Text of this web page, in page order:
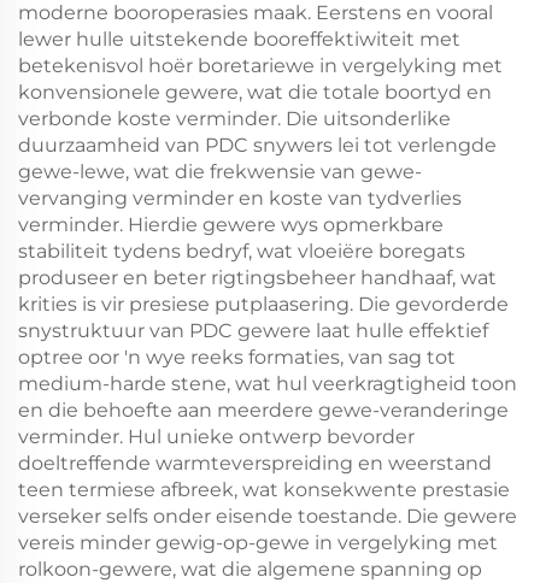
moderne booroperasies maak. Eerstens en vooral
lewer hulle uitstekende booreffektiwiteit met
betekenisvol hoër boretariewe in vergelyking met
konvensionele gewere, wat die totale boortyd en
verbonde koste verminder. Die uitsonderlike
duurzaamheid van PDC snywers lei tot verlengde
gewe-lewe, wat die frekwensie van gewe-
vervanging verminder en koste van tydverlies
verminder. Hierdie gewere wys opmerkbare
stabiliteit tydens bedryf, wat vloeiëre boregats
produseer en beter rigtingsbeheer handhaaf, wat
krities is vir presiese putplaasering. Die gevorderde
snystruktuur van PDC gewere laat hulle effektief
optree oor 'n wye reeks formaties, van sag tot
medium-harde stene, wat hul veerkragtigheid toon
en die behoefte aan meerdere gewe-veranderinge
verminder. Hul unieke ontwerp bevorder
doeltreffende warmteverspreiding en weerstand
teen termiese afbreek, wat konsekwente prestasie
verseker selfs onder eisende toestande. Die gewere
vereis minder gewig-op-gewe in vergelyking met
rolkoon-gewere, wat die algemene spanning op